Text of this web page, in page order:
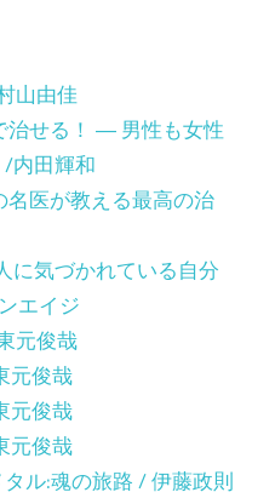
山由佳
治せる！ ― 男性も女性
内田輝和
医が教える最高の治
に気づかれている自分
エイジ
元俊哉
元俊哉
元俊哉
元俊哉
ル:魂の旅路 / 伊藤政則